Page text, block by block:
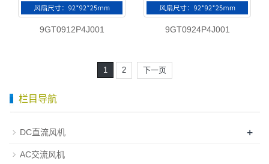
9GT0912P4J001 9GT0924P4J001
1 2 下一页
栏目导航
DC直流风机 +
AC交流风机